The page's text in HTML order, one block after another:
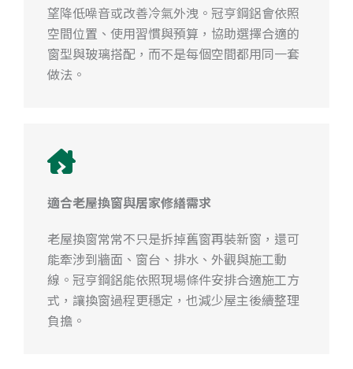
望降低噪音或改善冷氣外洩。冠亨鋼鋁會依照
空間位置、使用習慣與預算，協助選擇合適的
窗型與玻璃搭配，而不是每個空間都用同一套
做法。
適合老屋換窗與居家修繕需求
老屋換窗常常不只是拆掉舊窗再裝新窗，還可
能牽涉到牆面、窗台、排水、外觀與施工動
線。冠亨鋼鋁能依照現場條件安排合適施工方
式，讓換窗過程更穩定，也減少屋主後續整理
負擔。